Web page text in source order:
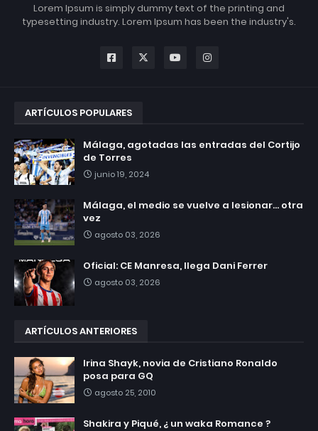
Lorem Ipsum is simply dummy text of the printing and
typesetting industry. Lorem Ipsum has been the industry's.
ARTÍCULOS POPULARES
Málaga, agotadas las entradas del Cortijo
de Torres
junio 19, 2024
Málaga, el medio se vuelve a lesionar... otra
vez
agosto 03, 2026
Oficial: CE Manresa, llega Dani Ferrer
agosto 03, 2026
ARTÍCULOS ANTERIORES
Irina Shayk, novia de Cristiano Ronaldo
posa para GQ
agosto 25, 2010
Shakira y Piqué, ¿ un waka Romance ?